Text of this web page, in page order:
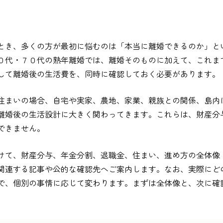
、多くの方が最初に悩むのは「本当に離婚できるのか」と
・７０代の熟年離婚では、離婚そのものに加えて、これま
離婚後の生活費を、同時に確認しておく必要があります。
いの場合、自宅や実家、農地、家業、親族との関係、島内
後の生活設計に大きく関わってきます。これらは、財産分
ません。
、財産分与、年金分割、退職金、住まい、進め方の全体像
する記事や公的な確認先へご案内します。なお、実際にど
個別の事情に応じて変わります。まずは全体像と、次に確